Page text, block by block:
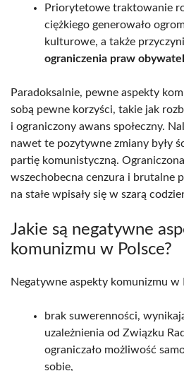
Priorytetowe traktowanie
ciężkiego generowało
kulturowe, a także
ograniczenia praw
Paradoksalnie, pewne aspekty
sobą pewne korzyści, takie jak
i ograniczony awans społeczny.
nawet te pozytywne zmiany były
partię komunistyczną.
wszechobecna cenzura i brutalne
na stałe wpisały się w szarą
Jakie są negatywne
komunizmu w Polsce?
Negatywne aspekty komunizmu w
brak suwerenności,
uzależnienia od Związku
ograniczało możliwość
sobie,